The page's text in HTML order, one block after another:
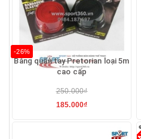
-26%
Băng quấn tay Pretorian loại 5m
cao cấp
250.000₫
185.000₫